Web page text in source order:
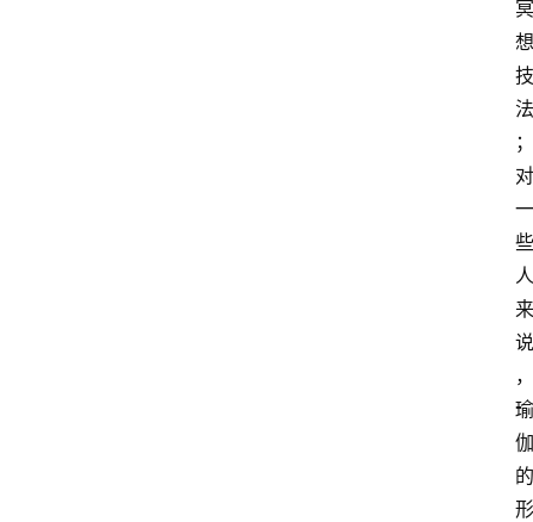
冥
想
技
法
；
对
一
些
人
来
说
，
瑜
伽
的
形